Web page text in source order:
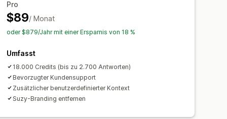
Pro
$89/ Monat
oder $879/Jahr mit einer Ersparnis von 18 %
Umfasst
18.000 Credits (bis zu 2.700 Antworten)
Bevorzugter Kundensupport
Zusätzlicher benutzerdefinierter Kontext
Suzy-Branding entfernen